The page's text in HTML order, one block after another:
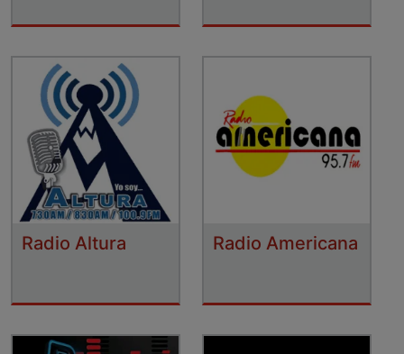
Radio Altura Radio Americana